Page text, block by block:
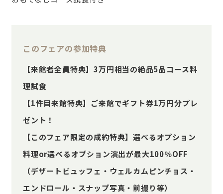
このフェアの参加特典
【来館者全員特典】3万円相当の絶品5品コース料
理試食
【1件目来館特典】ご来館でギフト券1万円分プレ
ゼント！
【このフェア限定の成約特典】選べるオプション
料理or選べるオプション演出が最大100％OFF
（デザートビュッフェ・ウェルカムピンチョス・
エンドロール・スナップ写真・前撮り等）